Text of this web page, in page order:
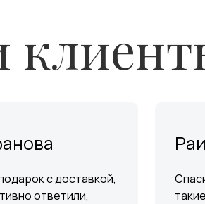
с доставкой,
ответили,